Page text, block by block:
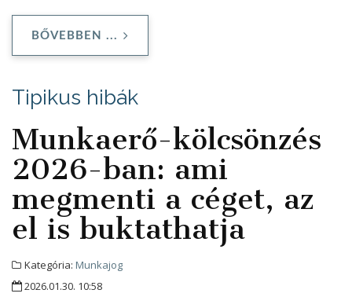
BŐVEBBEN ...
Tipikus hibák
Munkaerő-kölcsönzés
2026-ban: ami
megmenti a céget, az
el is buktathatja
Kategória: Munkajog
2026.01.30. 10:58